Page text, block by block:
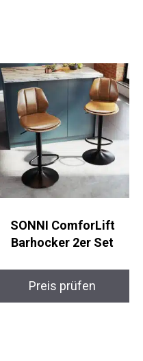
SONNI ComforLift
Barhocker 2er Set
Preis prüfen